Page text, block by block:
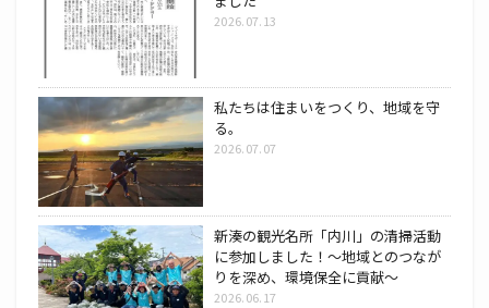
2026.07.13
私たちは住まいをつくり、地域を守
る。
2026.07.07
新湊の観光名所「内川」の清掃活動
に参加しました！～地域とのつなが
りを深め、環境保全に貢献～
2026.06.17